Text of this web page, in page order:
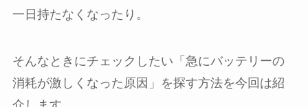
一日持たなくなったり。
そんなときにチェックしたい「急にバッテリーの
消耗が激しくなった原因」を探す方法を今回は紹